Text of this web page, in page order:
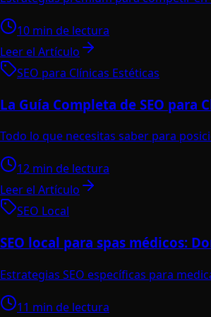
10 min de lectura
Leer el Artículo
SEO para Clínicas Estéticas
La Guía Completa de SEO para
Todo lo que necesitas saber para
12 min de lectura
Leer el Artículo
SEO Local
SEO local para spas médicos:
Estrategias SEO específicas para
11 min de lectura